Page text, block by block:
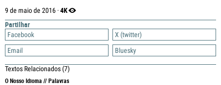
9 de maio de 2016 ·4K
Partilhar
Facebook
X (twitter)
Email
Bluesky
Textos Relacionados(7)
O Nosso Idioma // Palavras